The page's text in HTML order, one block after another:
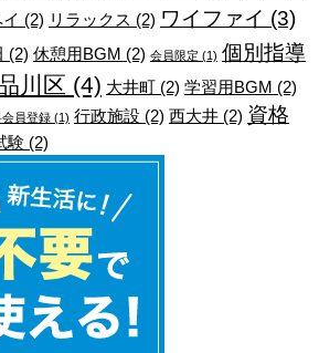
(2) リラックス (2) ワイファイ (3)
(2) 休憩用BGM (2) 会員限定 (1) 個別指導
川区 (4) 大井町 (2) 学習用BGM (2)
会員登録 (1) 行政施設 (2) 西大井 (2) 資格
験 (2)